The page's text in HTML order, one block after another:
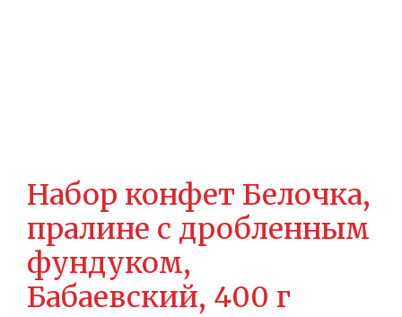
Набор конфет Белочка,
пралине с дробленным
фундуком,
Бабаевский, 400 г